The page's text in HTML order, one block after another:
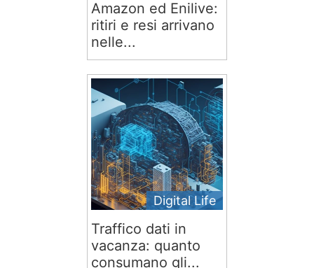
Amazon ed Enilive:
ritiri e resi arrivano
nelle...
Digital Life
Traffico dati in
vacanza: quanto
consumano gli...